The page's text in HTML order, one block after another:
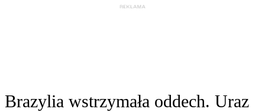
Brazylia wstrzymała oddech. Uraz